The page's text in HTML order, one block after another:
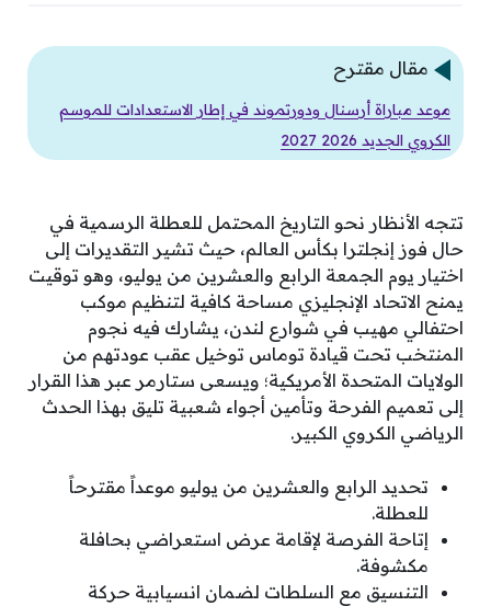
مقال مقترح
موعد مباراة أرسنال ودورتموند في إطار الاستعدادات للموسم
الكروي الجديد 2026 2027
تتجه الأنظار نحو التاريخ المحتمل للعطلة الرسمية في
حال فوز إنجلترا بكأس العالم، حيث تشير التقديرات إلى
اختيار يوم الجمعة الرابع والعشرين من يوليو، وهو توقيت
يمنح الاتحاد الإنجليزي مساحة كافية لتنظيم موكب
احتفالي مهيب في شوارع لندن، يشارك فيه نجوم
المنتخب تحت قيادة توماس توخيل عقب عودتهم من
الولايات المتحدة الأمريكية؛ ويسعى ستارمر عبر هذا القرار
إلى تعميم الفرحة وتأمين أجواء شعبية تليق بهذا الحدث
الرياضي الكروي الكبير.
تحديد الرابع والعشرين من يوليو موعداً مقترحاً
للعطلة.
إتاحة الفرصة لإقامة عرض استعراضي بحافلة
مكشوفة.
التنسيق مع السلطات لضمان انسيابية حركة